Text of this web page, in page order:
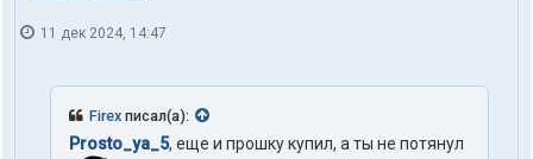
11 дек 2024, 14:47
Firex писал(а):
Prosto_ya_5, еще и прошку купил, а ты не потянул